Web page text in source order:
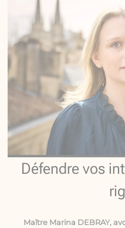
Défendre vos
Maître Marina DEBRAY,